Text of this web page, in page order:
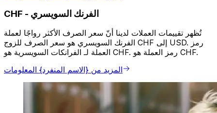
CHF - الفرنك السويسري
تُظهر تقييمات العملات لدينا أنّ سعر الصرف الأكثر رواجًا لعملة
الفرنك السويسري هو سعر الصرف للزوج CHF إلى USD. رمز
العملة لـ الفرانكات السويسرية هو CHF. رمز العملة هو CHF.
المزيد من {الاسم المنفرد} المعلومات